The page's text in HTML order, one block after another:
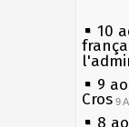
10
9
Cros 9
8